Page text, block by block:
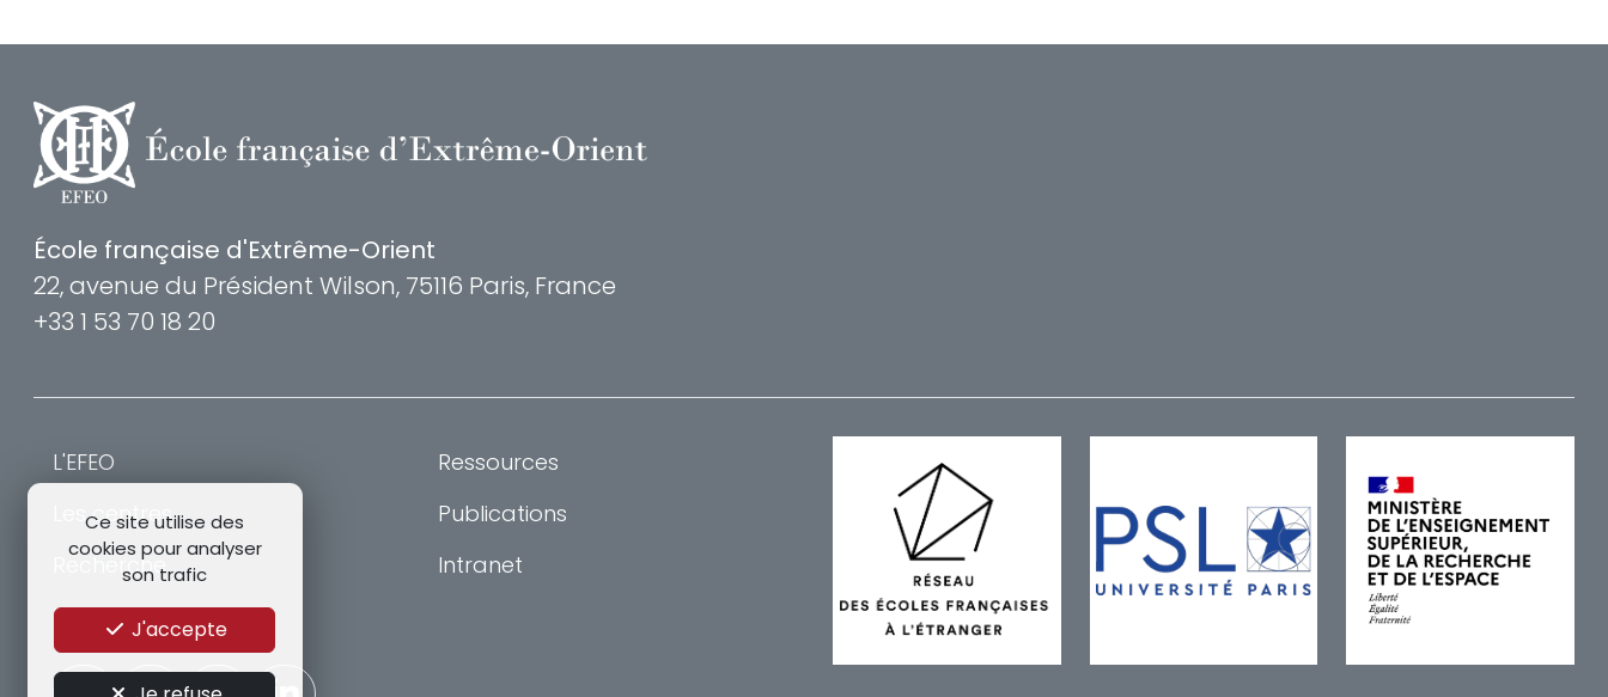
École française d'Extrême-Orient
22, avenue du Président Wilson, 75116 Paris, France
+33 1 53 70 18 20
L'EFEO
Les centres
Recherche
Formation
Ressources
Publications
Intranet
Ce site utilise des
cookies pour analyser
son trafic
J'accepte